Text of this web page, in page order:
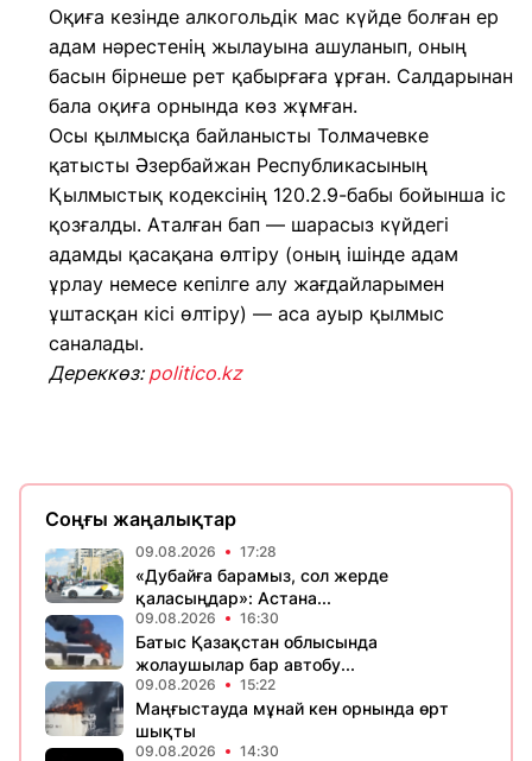
Оқиға кезінде алкогольдік мас күйде болған ер
адам нәрестенің жылауына ашуланып, оның
басын бірнеше рет қабырғаға ұрған. Салдарынан
бала оқиға орнында көз жұмған.
Осы қылмысқа байланысты Толмачевке
қатысты Әзербайжан Республикасының
Қылмыстық кодексінің 120.2.9-бабы бойынша іс
қозғалды. Аталған бап — шарасыз күйдегі
адамды қасақана өлтіру (оның ішінде адам
ұрлау немесе кепілге алу жағдайларымен
ұштасқан кісі өлтіру) — аса ауыр қылмыс
саналады.
Дереккөз: politico.kz
Соңғы жаңалықтар
09.08.2026 17:28
«Дубайға барамыз, сол жерде
қаласыңдар»: Астана...
09.08.2026 16:30
Батыс Қазақстан облысында
жолаушылар бар автобу...
09.08.2026 15:22
Маңғыстауда мұнай кен орнында өрт
шықты
09.08.2026 14:30